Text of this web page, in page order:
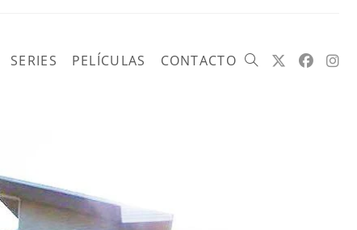
SERIES PELÍCULAS CONTACTO Alternar